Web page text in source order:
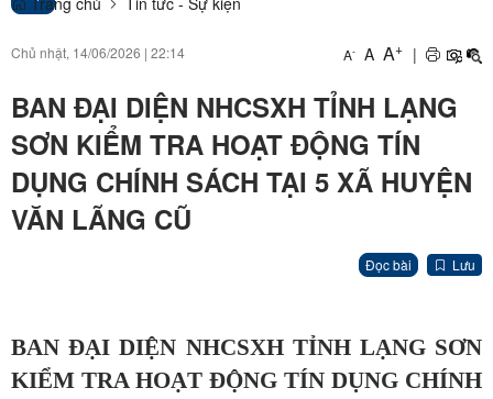
Chủ nhật, 14/06/2026 | 22:14 A- A A+ |
BAN ĐẠI DIỆN NHCSXH TỈNH LẠNG
SƠN KIỂM TRA HOẠT ĐỘNG TÍN
DỤNG CHÍNH SÁCH TẠI 5 XÃ HUYỆN
VĂN LÃNG CŨ
Đọc bài Lưu
BAN ĐẠI DIỆN NHCSXH TỈNH LẠNG SƠN
KIỂM TRA HOẠT ĐỘNG TÍN DỤNG CHÍNH